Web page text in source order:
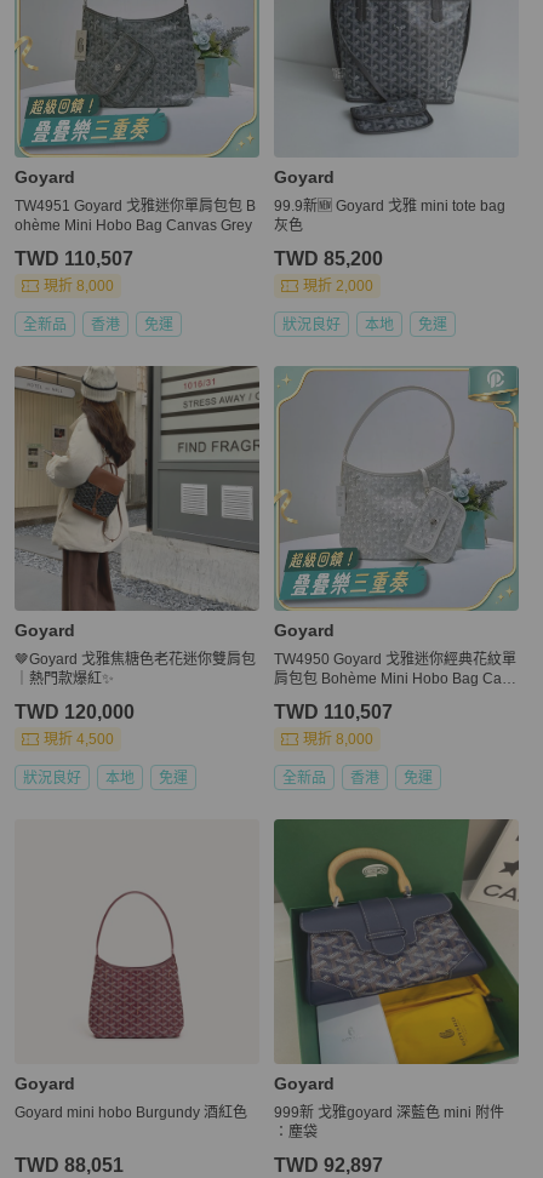
Goyard
TW4951 Goyard 戈雅迷你單肩包包 B
ohème Mini Hobo Bag Canvas Grey
TWD 110,507
現折 8,000
全新品 香港 免運
Goyard
99.9新🆕 Goyard 戈雅 mini tote bag
灰色
TWD 85,200
現折 2,000
狀況良好 本地 免運
Goyard
🤎Goyard 戈雅焦糖色老花迷你雙肩包
｜熱門款爆紅✨
TWD 120,000
現折 4,500
狀況良好 本地 免運
Goyard
TW4950 Goyard 戈雅迷你經典花紋單
肩包包 Bohème Mini Hobo Bag Canv
TWD 110,507
現折 8,000
全新品 香港 免運
Goyard
Goyard mini hobo Burgundy 酒紅色
TWD 88,051
Goyard
999新 戈雅goyard 深藍色 mini 附件
：塵袋
TWD 92,897